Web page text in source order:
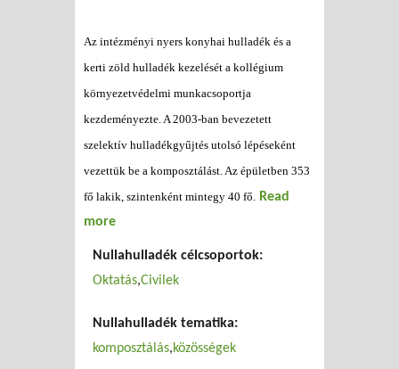
Az intézményi nyers konyhai hulladék és a
kerti zöld hulladék kezelését a kollégium
környezetvédelmi munkacsoportja
kezdeményezte. A 2003-ban bevezetett
szelektív hulladékgyűjtés utolsó lépéseként
vezettük be a komposztálást. Az épületben 353
fő lakik, szintenként mintegy 40 fő.
Read
more
Nullahulladék célcsoportok:
Oktatás Civilek
Nullahulladék tematika:
komposztálás közösségek